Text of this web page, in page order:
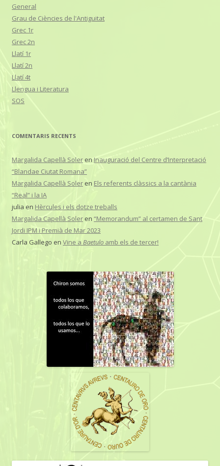
General
Grau de Ciències de l'Antiguitat
Grec 1r
Grec 2n
Llatí 1r
Llatí 2n
Llatí 4t
Llengua i Literatura
SOS
COMENTARIS RECENTS
Margalida Capellà Soleren Inauguració del Centre d’Interpretació
“Blandae Ciutat Romana”
Margalida Capellà Soler en Els referents clàssics a la cantània
“Real” i la IA
julia en Hèrcules i els dotze treballs
Margalida Capellà Soler en “Memorandum” al certamen de Sant
Jordi IPM i Premià de Mar 2023
Carla Gallego en Vine a Baetulo amb els de tercer!